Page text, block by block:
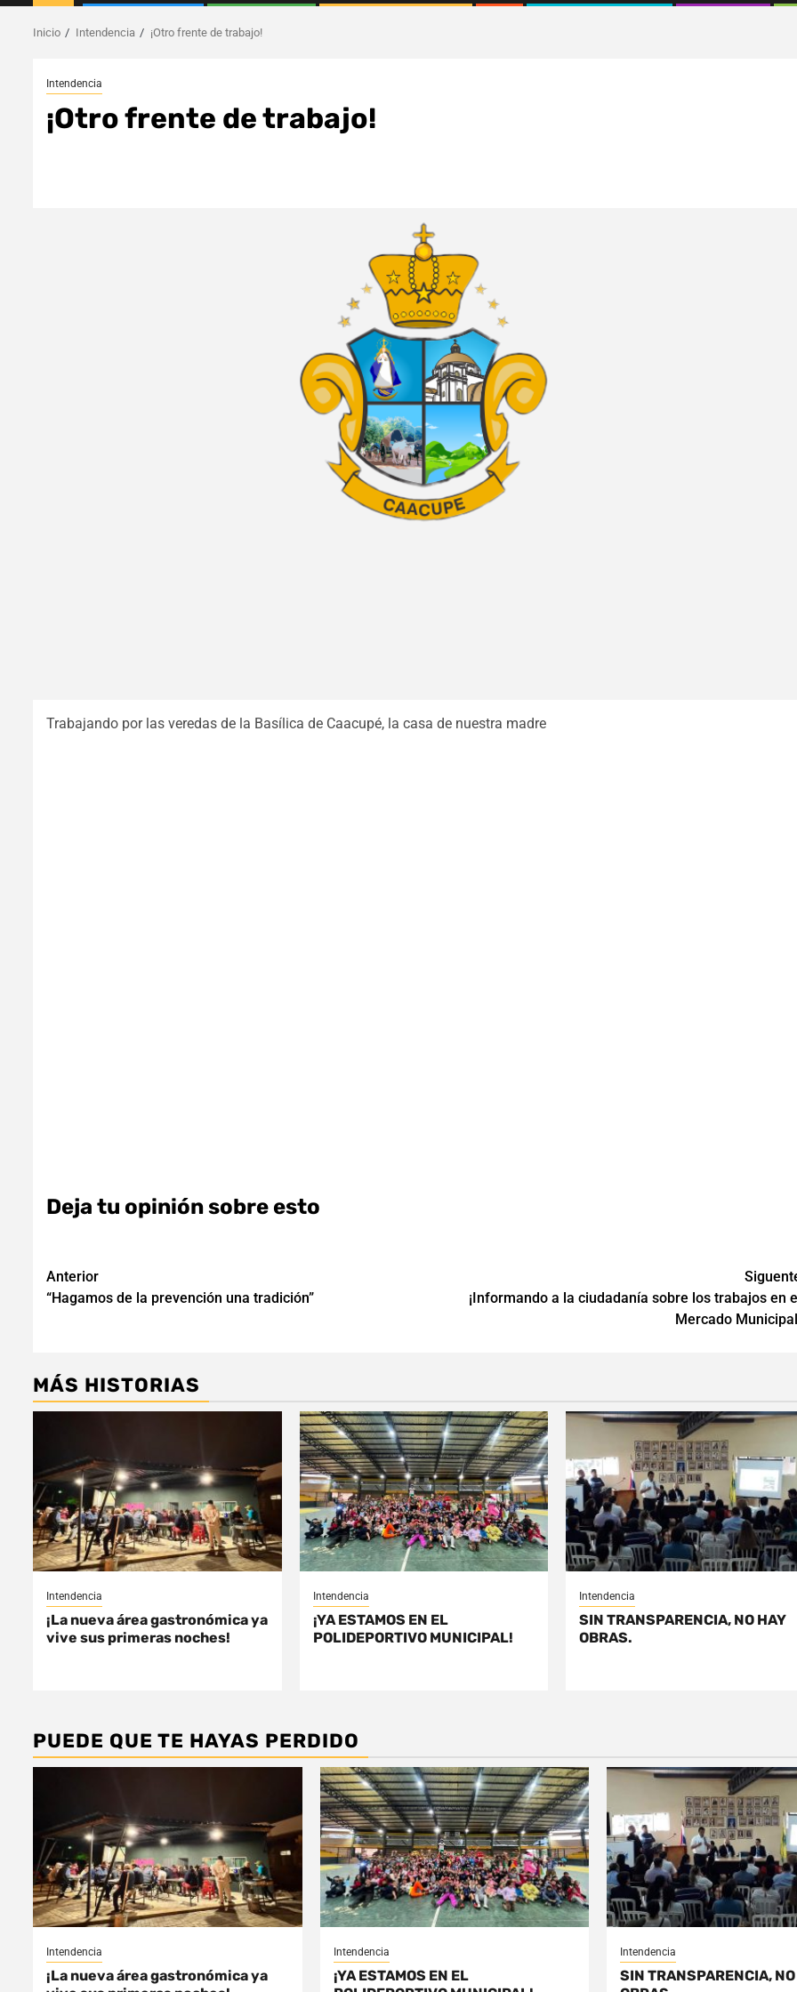
Inicio Intendencia ¡Otro frente de trabajo!
Intendencia
¡Otro frente de trabajo!
Trabajando por las veredas de la Basílica de Caacupé, la casa de nuestra madre
Deja tu opinión sobre esto
Navegación
de
Anterior
“Hagamos de la prevención una tradición”
¡Informando a la ciudadanía sobre los trabajos en
Mercado
MÁS HISTORIAS
Intendencia
¡La nueva área gastronómica ya
vive sus primeras noches!
Intendencia
¡YA ESTAMOS EN EL
POLIDEPORTIVO MUNICIPAL!
Intendencia
SIN TRANSPARENCIA, NO HAY
OBRAS.
PUEDE QUE TE HAYAS PERDIDO
Intendencia
¡La nueva área gastronómica ya
Intendencia
¡YA ESTAMOS EN EL
Intendencia
SIN TRANSPARENCIA,